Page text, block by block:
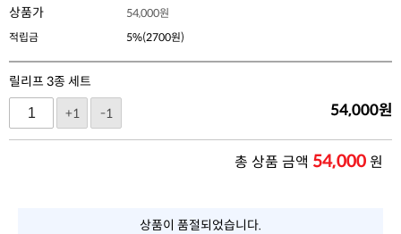
상품가 54,000원
적립금
5%(2700원)
릴리프 3종 세트
+1
-1 54,000원
총 상품 금액 54,000원
상품이 품절되었습니다.